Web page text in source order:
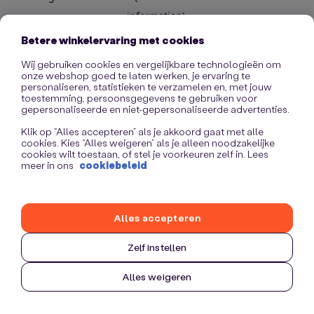
information).
Betere winkelervaring met cookies
Wij gebruiken cookies en vergelijkbare technologieën om
onze webshop goed te laten werken, je ervaring te
personaliseren, statistieken te verzamelen en, met jouw
toestemming, persoonsgegevens te gebruiken voor
gepersonaliseerde en niet-gepersonaliseerde advertenties.
Klik op “Alles accepteren” als je akkoord gaat met alle
cookies. Kies “Alles weigeren” als je alleen noodzakelijke
cookies wilt toestaan, of stel je voorkeuren zelf in. Lees
meer in ons cookiebeleid
Zelf instellen
Alles weigeren
Alles accepteren